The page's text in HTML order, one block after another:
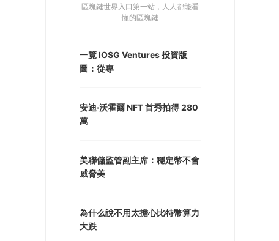
區塊鏈世界入口第一站，人人都能看
懂的區塊鏈
一覽 IOSG Ventures 投資版
圖：從專
安迪·沃霍爾 NFT 首秀拍得 280
萬
美聯儲監管副主席：穩定幣不會
威脅美
為什么說不用太擔心比特幣算力
大跌